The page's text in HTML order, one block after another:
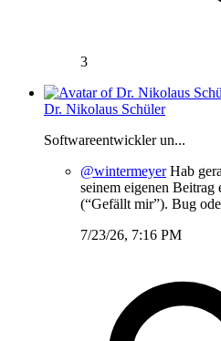
3
Dr. Nikolaus Schüler
Softwareentwickler un...
@wintermeyerHab
seinem eigenen Beitrag
(“Gefällt mir”). Bug
7/23/26, 7:16 PM